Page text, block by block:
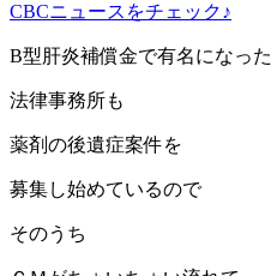
CBCニュースをチェック♪
B型肝炎補償金で有名になった
法律事務所も
薬剤の後遺症案件を
募集し始めているので
そのうち